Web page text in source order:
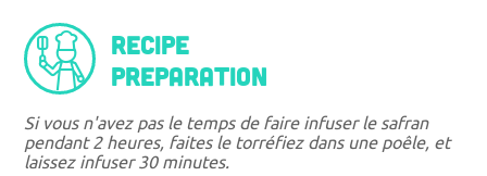
Recipe
preparation
Si vous n'avez pas le temps de faire infuser le safran
pendant 2 heures, faites le torréfiez dans une poêle, et
laissez infuser 30 minutes.